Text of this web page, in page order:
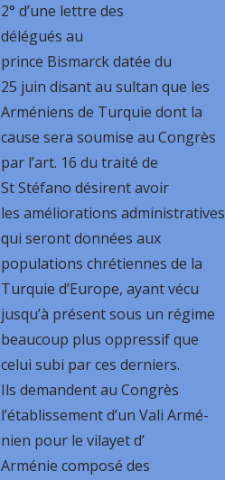
2° d’une lettre des
délégués au
prince Bismarck datée du
25 juin disant au sultan que les
Arméniens de Turquie dont la
cause sera soumise au Congrès
par l’art. 16 du traité de
St Stéfano désirent avoir
les améliorations administratives
qui seront données aux
populations chrétiennes de la
Turquie d’Europe, ayant vécu
jusqu’à présent sous un régime
beaucoup plus oppressif que
celui subi par ces derniers.
Ils demandent au Congrès
l’établissement d’un Vali Armé-
nien pour le vilayet d’
Arménie composé des